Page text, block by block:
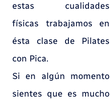
estas cualidades
físicas trabajamos en
ésta clase de Pilates
con Pica.
Si en algún momento
sientes que es mucho